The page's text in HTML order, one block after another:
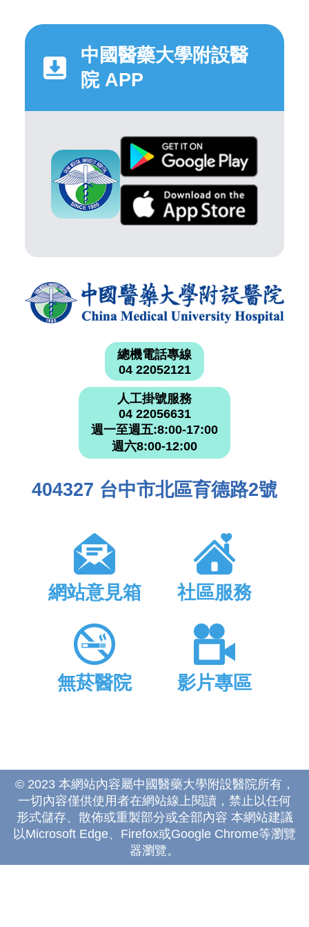
中國醫藥大學附設醫
院 APP
總機電話專線
04 22052121
人工掛號服務
04 22056631
週一至週五:8:00-17:00
週六8:00-12:00
404327 台中市北區育德路2號
網站意見箱 社區服務
無菸醫院 影片專區
© 2023 本網站內容屬中國醫藥大學附設醫院所有，
一切內容僅供使用者在網站線上閱讀，禁止以任何
形式儲存、散佈或重製部分或全部內容 本網站建議
以Microsoft Edge、Firefox或Google Chrome等瀏覽
器瀏覽。